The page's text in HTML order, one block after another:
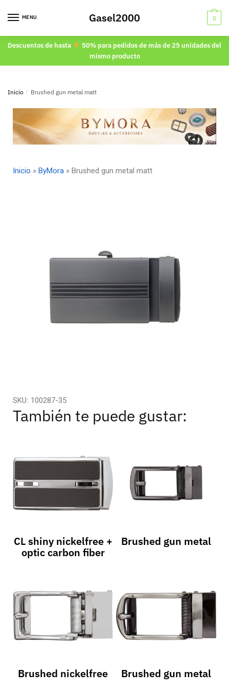
MENU Gasel2000 0
Descuentos de hasta
50% para pedidos de más de 25 unidades del
mismo producto
Inicio / Brushed gun metal matt
Inicio » ByMora » Brushed gun metal matt
SKU: 100287-35
También te puede gustar:
CL shiny nickelfree +
optic carbon fiber
Brushed gun metal
Brushed nickelfree Brushed gun metal